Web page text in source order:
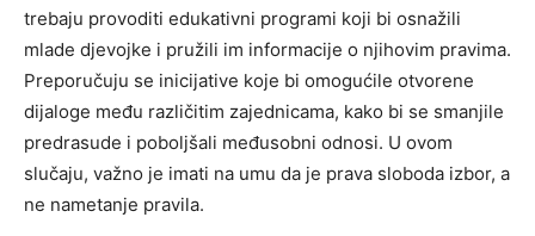
trebaju provoditi edukativni programi koji bi osnažili
mlade djevojke i pružili im informacije o njihovim pravima.
Preporučuju se inicijative koje bi omogućile otvorene
dijaloge među različitim zajednicama, kako bi se smanjile
predrasude i poboljšali međusobni odnosi. U ovom
slučaju, važno je imati na umu da je prava sloboda izbor, a
ne nametanje pravila.